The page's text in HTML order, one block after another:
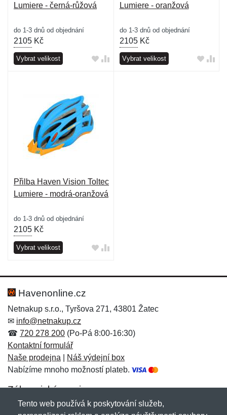
Lumiere - černá-růžová
do 1-3 dnů od objednání
2105 Kč
Vybrat velikost
Lumiere - oranžová
do 1-3 dnů od objednání
2105Kč
Vybrat velikost
Přilba Haven Vision Toltec
Lumiere - modrá-oranžová
do 1-3 dnů od objednání
2105 Kč
Vybrat velikost
Havenonline.cz
Netnakup s.r.o., Tyršova 271, 43801 Žatec
✉ info@netnakup.cz
☎ 720 278 200 (Po-Pá 8:00-16:30)
Kontaktní formulář
Naše prodejna
Náš výdejní box
Nabízíme mnoho možností plateb.
Zákaznický servis
Novinky emailem
Tento web používá k poskytování služeb,